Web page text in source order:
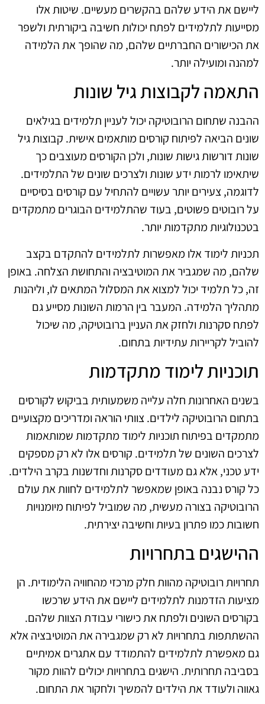
ליישם את הידע שלהם בהקשרים מעשיים. שיטות אלו
מסייעות לתלמידים לפתח יכולות חשיבה ביקורתית ולשפר
את הכישורים החברתיים שלהם, מה שהופך את הלמידה
למהנה ומועילה יותר.
התאמה לקבוצות גיל שונות
ההבנה שתחום הרובוטיקה יכול לעניין תלמידים בגילאים
שונים הביאה לפיתוח קורסים מותאמים אישית. קבוצות גיל
שונות דורשות גישות שונות, ולכן הקורסים מעוצבים כך
שיתאימו לרמות ידע שונות ולצרכים שונים של התלמידים.
לדוגמה, צעירים יותר עשויים להתחיל עם קורסים בסיסיים
על רובוטים פשוטים, בעוד שהתלמידים הבוגרים מתמקדים
בטכנולוגיות מתקדמות יותר.
תכניות לימוד אלו מאפשרות לתלמידים להתקדם בקצב
שלהם, מה שמגביר את המוטיבציה והתחושת הצלחה. באופן
זה, כל תלמיד יכול למצוא את המסלול המתאים לו, וליהנות
מתהליך הלמידה. המעבר בין הרמות השונות מסייע גם
לפתח סקרנות ולחזק את העניין ברובוטיקה, מה שיכול
להוביל לקריירות עתידיות בתחום.
תוכניות לימוד מתקדמות
בשנים האחרונות חלה עלייה משמעותית בביקוש לקורסים
בתחום הרובוטיקה לילדים. צוותי הוראה ומדריכים מקצועיים
מתמקדים בפיתוח תוכניות לימוד מתקדמות שמותאמות
לצרכים השונים של תלמידים. קורסים אלו לא רק מספקים
ידע טכני, אלא גם מעודדים סקרנות וחדשנות בקרב הילדים.
כל קורס נבנה באופן שמאפשר לתלמידים לחוות את עולם
הרובוטיקה בצורה מעשית, מה שמוביל לפיתוח מיומנויות
חשובות כמו פתרון בעיות וחשיבה יצירתית.
ההישגים בתחרויות
תחרויות רובוטיקה מהוות חלק מרכזי מהחוויה הלימודית. הן
מציעות הזדמנות לתלמידים ליישם את הידע שרכשו
בקורסים השונים ולפתח את כישורי עבודת הצוות שלהם.
ההשתתפות בתחרויות לא רק שמגבירה את המוטיבציה אלא
גם מאפשרת לתלמידים להתמודד עם אתגרים אמיתיים
בסביבה תחרותית. הישגים בתחרויות יכולים להוות מקור
גאווה ולעודד את הילדים להמשיך ולחקור את התחום.